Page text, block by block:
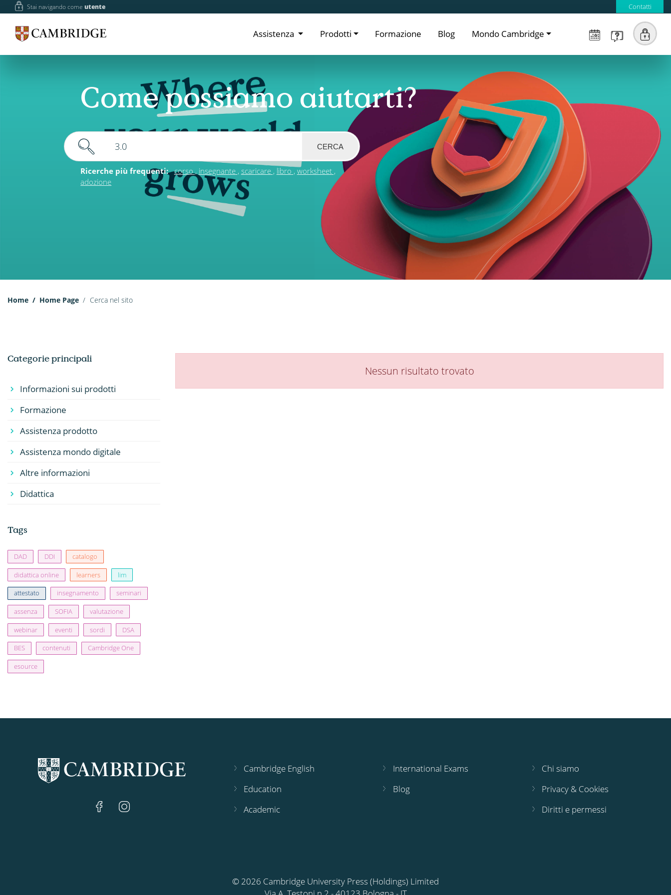
Stai navigando comeutente Contatti
Assistenza Prodotti Formazione Blog Mondo Cambridge
Come possiamo aiutarti?
CERCA
Ricerche più frequenti: corso insegnante scaricare libro worksheet
adozione
Home Home Page Cerca nel sito
Categorie principali
Informazioni sui prodotti
Formazione
Assistenza prodotto
Assistenza mondo digitale
Altre informazioni
Didattica
Tags
DAD DDI catalogo
didattica online learners lim
attestato insegnamento seminari
assenza SOFIA valutazione
webinar eventi sordi DSA
BES contenuti Cambridge One
esource
Nessun risultato trovato
Cambridge English
Education
Academic
International Exams
Blog
Chi siamo
Privacy & Cookies
Diritti e permessi
© 2026 Cambridge University Press (Holdings) Limited